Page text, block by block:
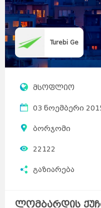
Turebi Ge
მსოფლიო
03 ნოემბერი
ბორჯომი
22122
გაზიარება
ლომბარდის